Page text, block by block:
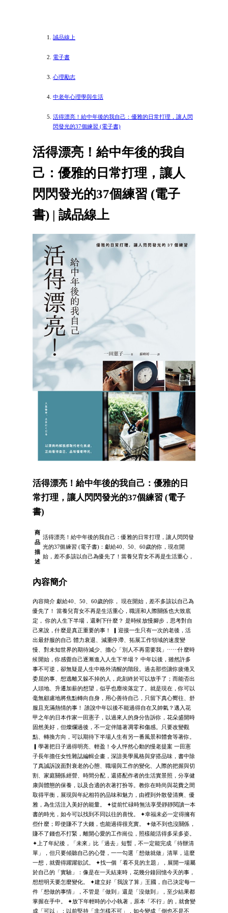
誠品線上
電子書
心理勵志
中老年心理學與生活
活得漂亮！給中年後的我自己：優雅的日常打理，讓人閃
閃發光的37個練習 (電子書)
活得漂亮！給中年後的我自
己：優雅的日常打理，讓人
閃閃發光的37個練習 (電子
書) | 誠品線上
活得漂亮！給中年後的我自己：優雅的日
常打理，讓人閃閃發光的37個練習 (電子
書)
商
品
描
述
活得漂亮！給中年後的我自己：優雅的日常打理，讓人閃閃發
光的37個練習 (電子書)：獻給40、50、60歲的你，現在開
始，差不多該以自己為優先了！當養兒育女不再是生活重心，
內容簡介
內容簡介 獻給40、50、60歲的你， 現在開始，差不多該以自己為
優先了！ 當養兒育女不再是生活重心，職涯和人際關係也大致底
定， 你的人生下半場，還剩下什麼？ 是時候放慢腳步，思考對自
己來說，什麼是真正重要的事！ ▎迎接一生只有一次的老後，活
出最舒服的自己 體力衰退、減重停滯、拓展工作領域的速度變
慢、對未知世界的期待減少、擔心「別人不再需要我」⋯⋯什麼時
候開始，你感覺自己逐漸進入人生下半場？ 中年以後，雖然許多
事不可逆，卻無疑是人生中格外清醒的階段。過去那些讓你疲倦又
委屈的事、想逃離又躲不掉的人，此刻終於可以放手了；而能否出
人頭地、升遷加薪的想望，似乎也塵埃落定了。就是現在，你可以
毫無顧慮地將焦點轉向自身，用心善待自己，只留下真心嚮往、舒
服且充滿熱情的事！ 誰說中年以後不能過得自在又帥氣？邁入花
甲之年的日本作家一田憲子，以過來人的身分告訴你，花朵盛開時
固然美好，但燦爛過後，不一定伴隨著凋零和傷感。只要改變觀
點、轉換方向，可以期待下半場人生有另一番風景和體會等著你。
▎學著把日子過得明亮、輕盈！令人怦然心動的慢老提案 一田憲
子長年擔任女性雜誌編輯企畫，深諳美學風格與穿搭品味，書中除
了真誠訴說面對衰老的心態、職場與工作的變化、人際的把握與切
割、家庭關係經營、時間分配，還搭配作者的生活實景照，分享健
康與體態的保養，以及合適的衣著打扮等。教你在時尚與花費之間
取得平衡，展現與年紀相符的品味和魅力，由裡到外散發清爽、優
雅，為生活注入美好的能量。 ✦從前忙碌時無法享受靜靜閱讀一本
書的時光，如今可以找到不同以往的喜悅。 ✦幸福未必一定得擁有
些什麼；即使賺不了大錢，也能過得很充實。 ✦做不到也沒關係，
賺不了錢也不打緊，離開心愛的工作崗位，照樣能活得多采多姿。
✦上了年紀後，「未來」比「過去」短暫，不一定能完成「待辦清
單」，但只要傾聽自己的心聲，一一勾選「想做就做」清單，這麼
一想，就覺得躍躍欲試。 ✦找一個「看不見的主題」，展開一場屬
於自己的「實驗」：像是在一天結束時，花幾分鐘回憶今天的事，
想想明天要怎麼變化。 ✦建立好「我說了算」王國，自己決定每一
件「想做的事情」，不管是「做到」還是「沒做到」，至少結果都
掌握在手中。 ✦放下年輕時的小小執著，原本「不行」的，就會變
成「可以」；以前堅持「非怎樣不可」，如今變成「倒也不是不